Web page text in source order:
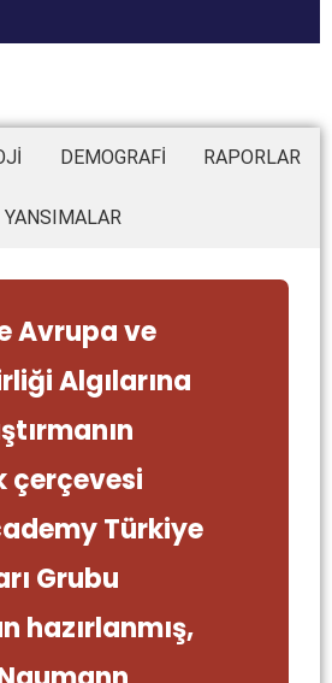
DEMOGRAFİ RAPORLAR
YANSIMALAR
Avrupa ve
Algılarına
çerçevesi
Türkiye
Grubu
hazırlanmış,